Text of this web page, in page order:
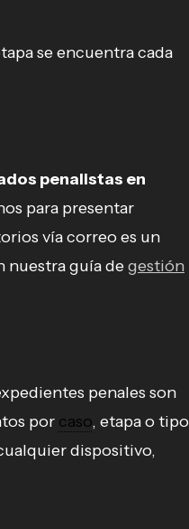
se encuentra cada
penalistas en
para presentar
vía correo es un
nuestra guía degestión
penales son
por caso, etapa o tipo
dispositivo,